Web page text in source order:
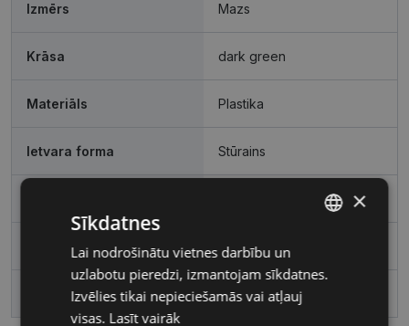
Izmērs Mazs
Krāsa dark green
Materiāls Plastika
Ietvara forma Stūrains
Lēcas platums, mm 52
Deguna pārnese, mm 17
RUSSIAN
×
Sīkdatnes
Lai nodrošinātu vietnes darbību un
uzlabotu pieredzi, izmantojam sīkdatnes.
Izvēlies tikai nepieciešamās vai atļauj
visas. Lasīt vairāk